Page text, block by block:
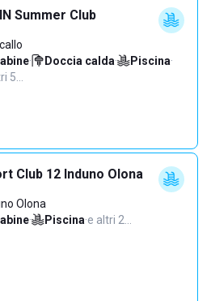
Summer Club
· Doccia calda· Piscina·
5…
Club 12 Induno Olona
Olona
· Piscina·e altri 2…